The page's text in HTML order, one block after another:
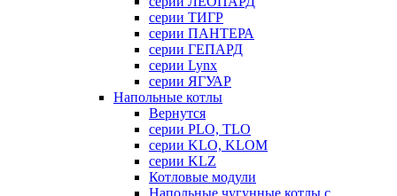
серии ТИГР
серии ПАНТЕРА
серии ГЕПАРД
серии Lynx
серии ЯГУАР
Напольные котлы
Вернутся
серии PLO, TLO
серии KLO, KLOM
серии KLZ
Котловые модули
Напольные чугунные котлы с